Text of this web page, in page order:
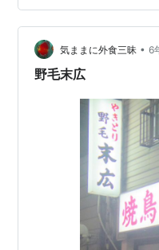
した。初めてのお店で
気ままに外食三昧 • 6
野毛末広